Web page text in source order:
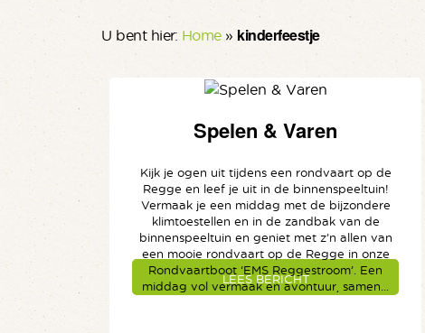
U bent hier: Home» kinderfeestje
Spelen & Varen
Kijk je ogen uit tijdens een rondvaart op de
Regge en leef je uit in de binnenspeeltuin!
Vermaak je een middag met de bijzondere
klimtoestellen en in de zandbak van de
binnenspeeltuin en geniet met z’n allen van
een mooie rondvaart op de Regge in onze
Rondvaartboot ‘EMS Reggestroom’. Een
middag vol vermaak en avontuur, samen...
LEES BERICHT